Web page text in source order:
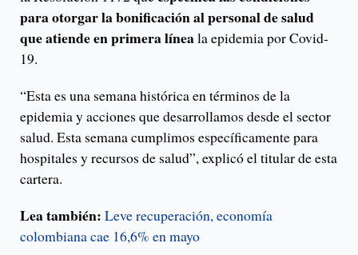
para otorgar la bonificación al personal de salud
que atiende en primera líneala epidemia por Covid-
19.
“Esta es una semana histórica en términos de la
epidemia y acciones que desarrollamos desde el sector
salud. Esta semana cumplimos específicamente para
hospitales y recursos de salud”, explicó el titular de esta
cartera.
Lea también: Leve recuperación, economía
colombiana cae 16,6% en mayo